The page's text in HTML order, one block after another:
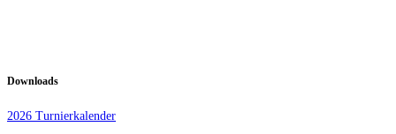
Downloads
2026 Turnierkalender